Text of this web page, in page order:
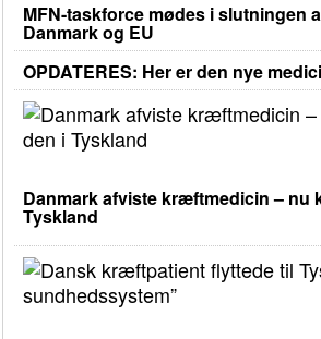
MFN-taskforce mødes i slutningen
Danmark og EU
OPDATERES: Her er den nye
Danmark afviste kræftmedicin – nu
Tyskland